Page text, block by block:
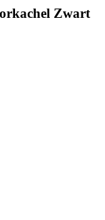
Zwart